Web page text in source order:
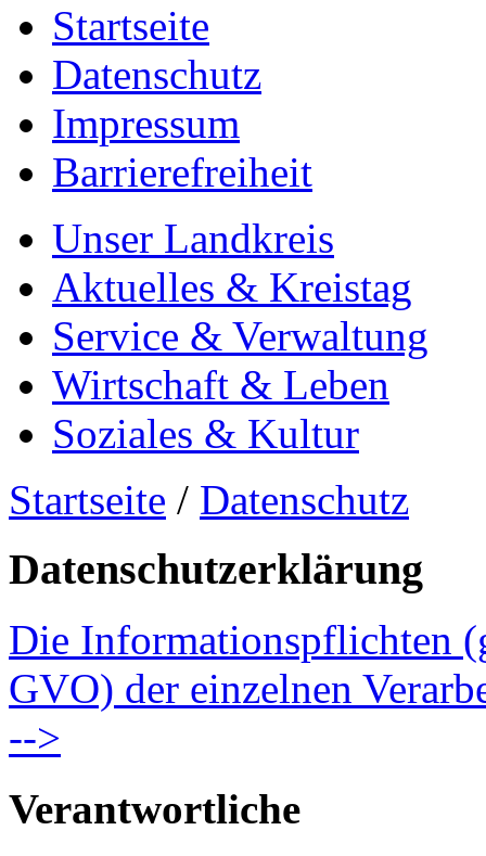
Startseite
Datenschutz
Impressum
Barrierefreiheit
Unser Landkreis
Aktuelles & Kreistag
Service & Verwaltung
Wirtschaft & Leben
Soziales & Kultur
Startseite / Datenschutz
Datenschutzerklärung
Die Informationspflichten
GVO) der einzelnen
-->
Verantwortliche